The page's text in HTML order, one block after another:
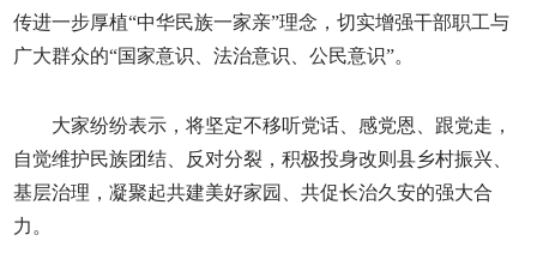
传进一步厚植“中华民族一家亲”理念，切实增强干部职工与
广大群众的“国家意识、法治意识、公民意识”。
大家纷纷表示，将坚定不移听党话、感党恩、跟党走，
自觉维护民族团结、反对分裂，积极投身改则县乡村振兴、
基层治理，凝聚起共建美好家园、共促长治久安的强大合
力。